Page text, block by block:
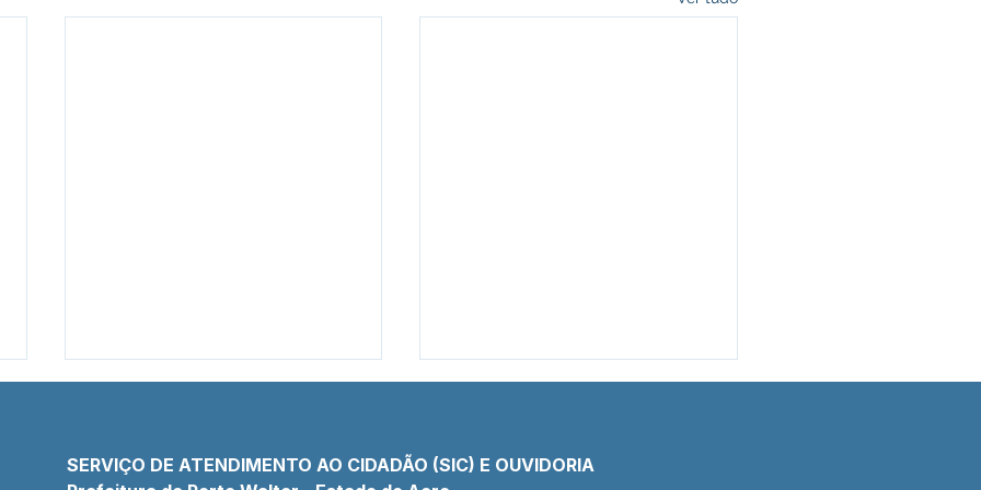
SERVIÇO DE ATENDIMENTO AO CIDADÃO (SIC) E OUVIDORIA